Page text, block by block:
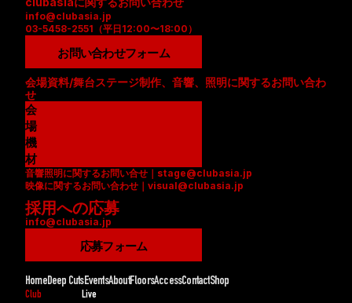
info@clubasia.jp
03-5458-2551（平日12:00〜18:00）
お問い合わせフォーム
会場資料/舞台ステージ制作、音響、照明に関するお問い合わ
せ
会
場
資
料
(
P
D
F
機
材
リ
ス
ト
(
D
F
)
音響照明に関するお問い合せ｜stage@clubasia.jp
映像に関するお問い合わせ｜visual@clubasia.jp
採用への応募
info@clubasia.jp
応募フォーム
HomeDeep CutsEventsAboutFloorsAccessContactShop
Club Live